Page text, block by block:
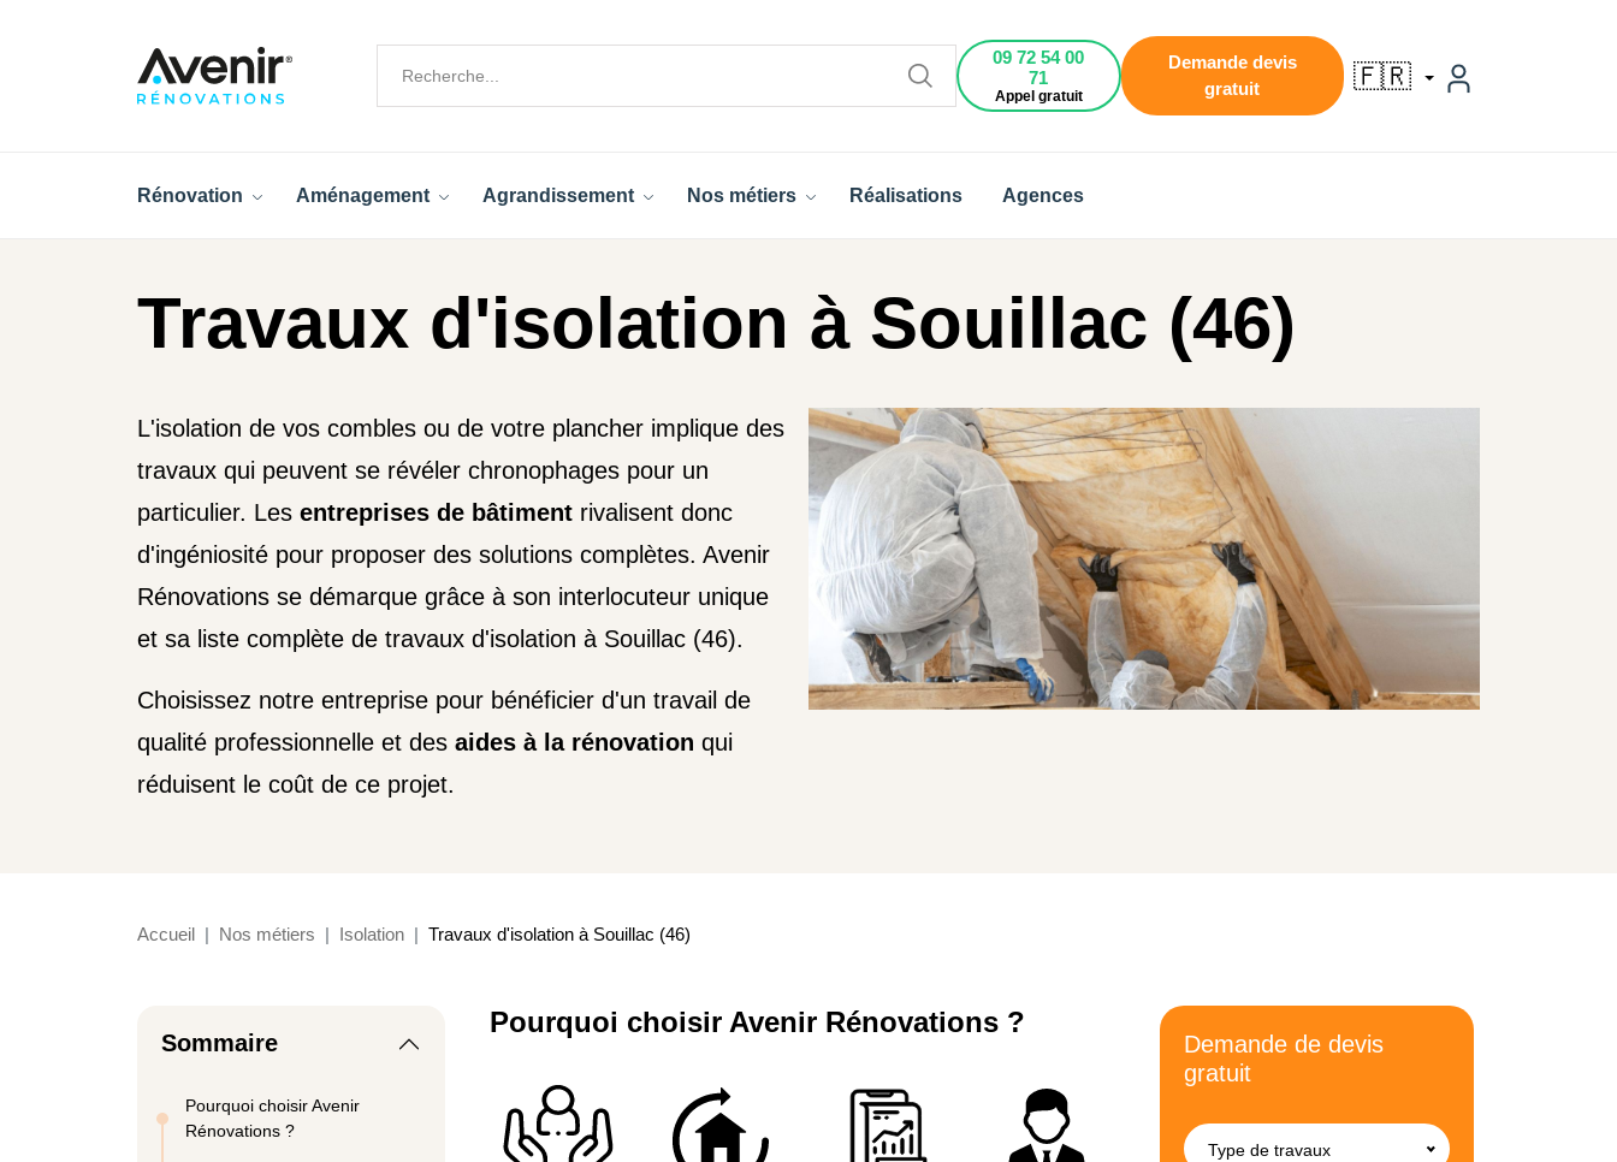
09 72 54 00
71
Appel gratuit
Demande devis
gratuit
🇫🇷
Rénovation Aménagement Agrandissement Nos métiers Réalisations Agences
Travaux d'isolation à Souillac (46)
L'isolation de vos combles ou de votre plancher implique des
travaux qui peuvent se révéler chronophages pour un
particulier. Les entreprises de bâtiment rivalisent donc
d'ingéniosité pour proposer des solutions complètes. Avenir
Rénovations se démarque grâce à son interlocuteur unique
et sa liste complète de travaux d'isolation à Souillac (46).
Choisissez notre entreprise pour bénéficier d'un travail de
qualité professionnelle et des aides à la rénovation qui
réduisent le coût de ce projet.
Accueil Nos métiers Isolation Travaux d'isolation à Souillac (46)
Sommaire
Pourquoi choisir Avenir
Rénovations ?
Pourquoi choisir Avenir Rénovations ?
Demande de devis
gratuit
Type de travaux